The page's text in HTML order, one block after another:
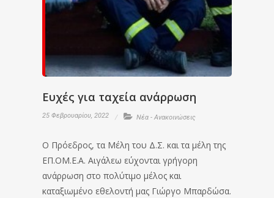
Ευχές για ταχεία ανάρρωση
25 Φεβρουαρίου, 2022 Νέα - Ανακοινώσεις
Ο Πρόεδρος, τα Μέλη του Δ.Σ. και τα μέλη της
ΕΠ.ΟΜ.Ε.Α. Αιγάλεω εύχονται γρήγορη
ανάρρωση στο πολύτιμο μέλος και
καταξιωμένο εθελοντή μας Γιώργο Μπαρδώσα.